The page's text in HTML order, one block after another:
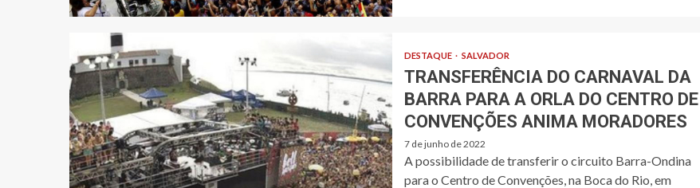
DESTAQUE SALVADOR
TRANSFERÊNCIA DO CARNAVAL DA
BARRA PARA A ORLA DO CENTRO DE
CONVENÇÕES ANIMA MORADORES
7 de junho de 2022
A possibilidade de transferir o circuito Barra-Ondina
para o Centro de Convenções, na Boca do Rio, em